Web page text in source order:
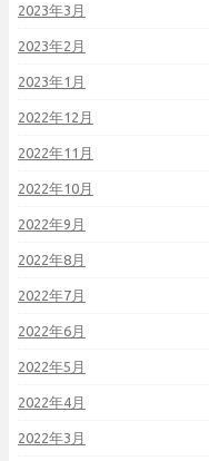
2023年3月
2023年2月
2023年1月
2022年12月
2022年11月
2022年10月
2022年9月
2022年8月
2022年7月
2022年6月
2022年5月
2022年4月
2022年3月